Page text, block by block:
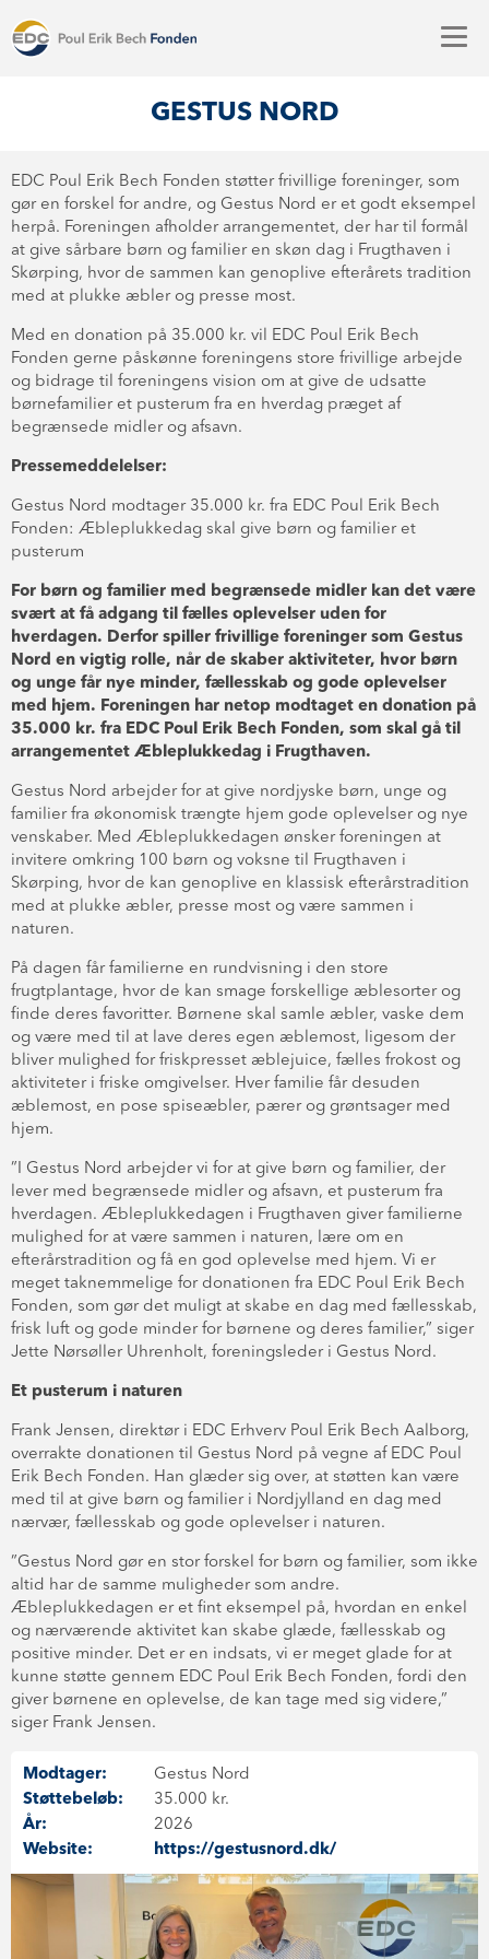
GESTUS NORD
EDC Poul Erik Bech Fonden støtter frivillige foreninger, som
gør en forskel for andre, og Gestus Nord er et godt eksempel
herpå. Foreningen afholder arrangementet, der har til formål
at give sårbare børn og familier en skøn dag i Frugthaven i
Skørping, hvor de sammen kan genoplive efterårets tradition
med at plukke æbler og presse most.
Med en donation på 35.000 kr. vil EDC Poul Erik Bech
Fonden gerne påskønne foreningens store frivillige arbejde
og bidrage til foreningens vision om at give de udsatte
børnefamilier et pusterum fra en hverdag præget af
begrænsede midler og afsavn.
Pressemeddelelser:
Gestus Nord modtager 35.000 kr. fra EDC Poul Erik Bech
Fonden: Æbleplukkedag skal give børn og familier et
pusterum
For børn og familier med begrænsede midler kan det være
svært at få adgang til fælles oplevelser uden for
hverdagen. Derfor spiller frivillige foreninger som Gestus
Nord en vigtig rolle, når de skaber aktiviteter, hvor børn
og unge får nye minder, fællesskab og gode oplevelser
med hjem. Foreningen har netop modtaget en donation på
35.000 kr. fra EDC Poul Erik Bech Fonden, som skal gå til
arrangementet Æbleplukkedag i Frugthaven.
Gestus Nord arbejder for at give nordjyske børn, unge og
familier fra økonomisk trængte hjem gode oplevelser og nye
venskaber. Med Æbleplukkedagen ønsker foreningen at
invitere omkring 100 børn og voksne til Frugthaven i
Skørping, hvor de kan genoplive en klassisk efterårstradition
med at plukke æbler, presse most og være sammen i
naturen.
På dagen får familierne en rundvisning i den store
frugtplantage, hvor de kan smage forskellige æblesorter og
finde deres favoritter. Børnene skal samle æbler, vaske dem
og være med til at lave deres egen æblemost, ligesom der
bliver mulighed for friskpresset æblejuice, fælles frokost og
aktiviteter i friske omgivelser. Hver familie får desuden
æblemost, en pose spiseæbler, pærer og grøntsager med
hjem.
”I Gestus Nord arbejder vi for at give børn og familier, der
lever med begrænsede midler og afsavn, et pusterum fra
hverdagen. Æbleplukkedagen i Frugthaven giver familierne
mulighed for at være sammen i naturen, lære om en
efterårstradition og få en god oplevelse med hjem. Vi er
meget taknemmelige for donationen fra EDC Poul Erik Bech
Fonden, som gør det muligt at skabe en dag med fællesskab,
frisk luft og gode minder for børnene og deres familier,” siger
Jette Nørsøller Uhrenholt, foreningsleder i Gestus Nord.
Et pusterum i naturen
Frank Jensen, direktør i EDC Erhverv Poul Erik Bech Aalborg,
overrakte donationen til Gestus Nord på vegne af EDC Poul
Erik Bech Fonden. Han glæder sig over, at støtten kan være
med til at give børn og familier i Nordjylland en dag med
nærvær, fællesskab og gode oplevelser i naturen.
”Gestus Nord gør en stor forskel for børn og familier, som ikke
altid har de samme muligheder som andre.
Æbleplukkedagen er et fint eksempel på, hvordan en enkel
og nærværende aktivitet kan skabe glæde, fællesskab og
positive minder. Det er en indsats, vi er meget glade for at
kunne støtte gennem EDC Poul Erik Bech Fonden, fordi den
giver børnene en oplevelse, de kan tage med sig videre,”
siger Frank Jensen.
Modtager:
Gestus Nord
Støttebeløb:
35.000 kr.
År:
2026
Website:
https://gestusnord.dk/